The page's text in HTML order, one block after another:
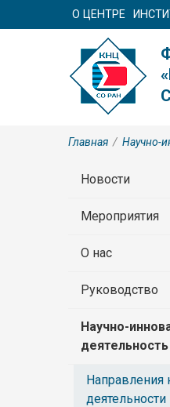
О ЦЕНТРЕ
Главная / Научно-
Новости
Мероприятия
О нас
Руководство
Научно-
деятельность
Направления
деятельности